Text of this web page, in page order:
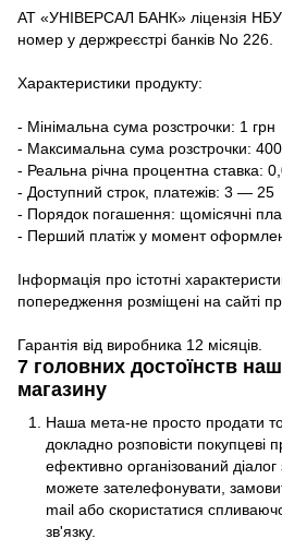
АТ «УНІВЕРСАЛ БАНК» ліцензія НБУ
номер у держреєстрі банків No 226.
Характеристики продукту:
- Мінімальна сума розстрочки: 1 грн
- Максимальна сума розстрочки:
- Реальна річна процентна ставка:
- Доступний строк, платежів: 3 — 25
- Порядок погашення: щомісячні
- Перший платіж у момент
Інформація про істотні
попередження розміщені на сайті
Гарантія від виробника 12 місяців.
7 головних достоїнств
магазину
Наша мета-не просто продати
докладно розповісти покупцеві
ефективно організований діалог
можете зателефонувати,
mail або скористатися
зв'язку.